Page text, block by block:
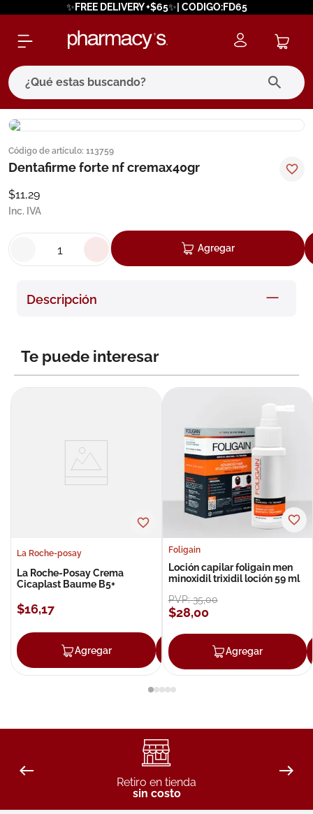
✨FREE DELIVERY +$65✨| CODIGO:FD65
¿Qué estas buscando?
Código de artículo: 113759
Dentafirme forte nf cremax40gr
$11,29
Inc. IVA
Agregar
Descripción
Te puede interesar
La Roche-posay
La Roche-Posay Crema
Cicaplast Baume B5+
$16,17
Agregar Agregar
Foligain
Loción capilar foligain men
minoxidil trixidil loción 59 ml
PVP:35,00
$28,00
Agregar
Retiro en tienda
sin costo
términos más buscados
1. eucerin
3.
cerave
7. isdin
pañales
10.nivea